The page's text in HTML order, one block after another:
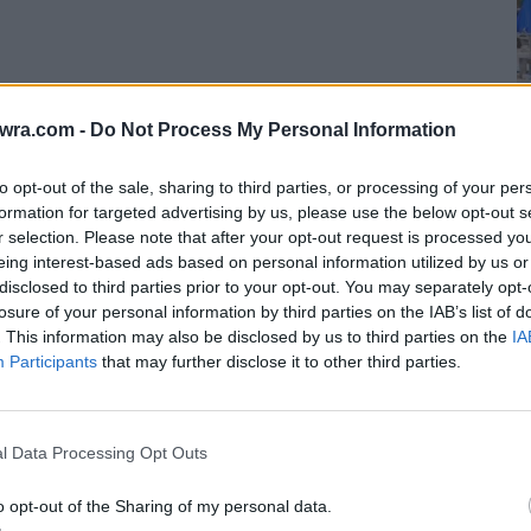
- Do Not Process My Personal Information
opt-out of the sale, sharing to third parties, or processing of your
for targeted advertising by us, please use the below opt-out
selection. Please note that after your opt-out request is processed
interest-based ads based on personal information utilized by us
to third parties prior to your opt-out. You may separately
of your personal information by third parties on the IAB’s list of
This information may also be disclosed by us to third parties on the
Participants that may further disclose it to other third parties.
Data Processing Opt Outs
opt-out of the Sharing of my personal data.
ενώ τον παραλάμβανε βασικό στέλεχος
το μαγαζί «Απλά Ελληνικά» στη Γλυφάδα,
διεύθυνση της λέσχης.